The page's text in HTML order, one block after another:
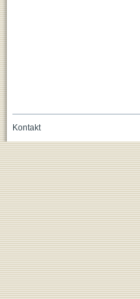
Kontakt